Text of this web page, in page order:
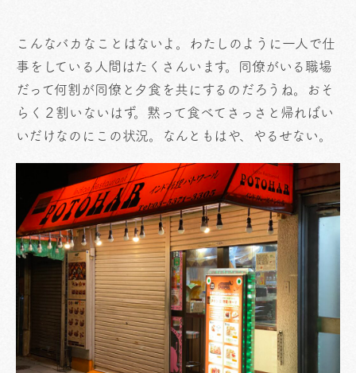
こんなバカなことはないよ。わたしのように一人で仕
事をしている人間はたくさんいます。同僚がいる職場
だって何割が同僚と夕食を共にするのだろうね。おそ
らく２割いないはず。黙って食べてさっさと帰ればい
いだけなのにこの状況。なんともはや、やるせない。